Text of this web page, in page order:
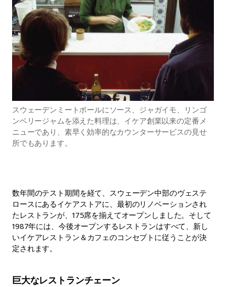
スウェーデンミートボールにソース、ジャガイモ、リンゴ
ンベリージャムを添えた料理は、イケア創業以来の定番メ
ニューであり、素早く効率的なカウンターサービスの見せ
所でもあります。
数年間のテスト期間を経て、スウェーデン中部のヴェステ
ロースにあるイケアストアに、最初のリノベーションされ
たレストランが、175席を揃えてオープンしました。そして
1987年には、今後オープンするレストランはすべて、新し
いイケアレストラン＆カフェのコンセプトに従うことが決
定されます。
巨大なレストランチェーン